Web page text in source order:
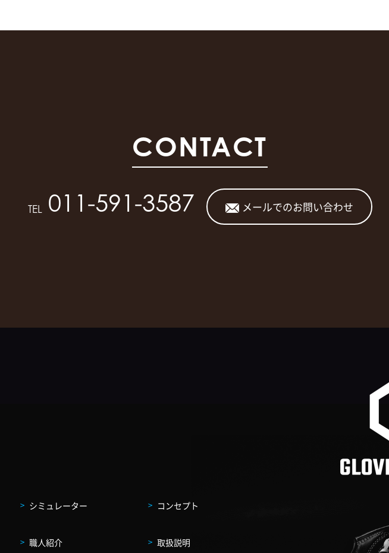
CONTACT
TEL 011-591-3587 メールでのお問い合わせ
シミュレーター コンセプト
職人紹介 取扱説明